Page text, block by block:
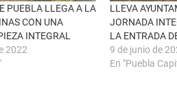
PUEBLA LLEGA A LA
CON UNA
INTEGRAL
2022
LLEVA
JORNADA
LA ENTRADA
9 de junio de
En "Puebla